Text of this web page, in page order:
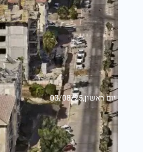
יום ראשון,03/08/25